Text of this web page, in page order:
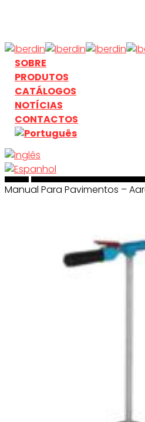
main
content
search
Menu
SOBRE
PRODUTOS
CATÁLOGOS
NOTÍCIAS
CONTACTOS
search
InícioManuseamento &
Manual Para Pavimentos –